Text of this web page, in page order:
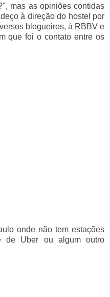
mas as opiniões contidas
à direção do hostel por
blogueiros, à RBBV e
que foi o contato entre os
onde não tem estações
de Uber ou algum outro